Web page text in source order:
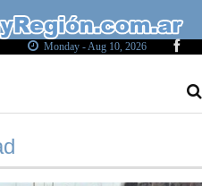
Monday - Aug 10, 2026